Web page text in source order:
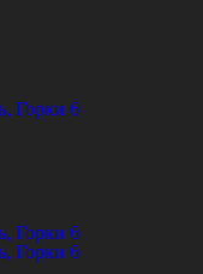
Горки 6
Горки 6
Горки 6